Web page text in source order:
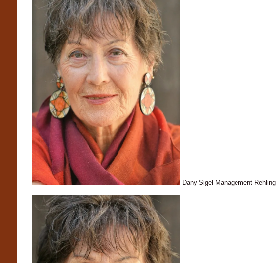
Dany-Sigel-Management-